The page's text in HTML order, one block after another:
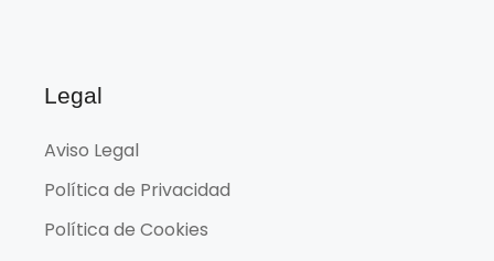
Legal
Aviso Legal
Política de Privacidad
Política de Cookies